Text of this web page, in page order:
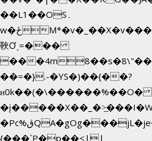
��L1��OS۔
w�ځM*�v�_��X�v����IGh�+$�G���]e�`�I�n��YzeU('Lr�2���l�Tnx��hm�B��,�,�E��_��ֲ
䩡Ơ˼=���
��
��=�}.-�YS�)��{��?
ʜ0k��(�\������%��O�
�Pc%ڨQA�gOg���jL�je�K˗��O��w��m��)��_��Rߊu>
{���`P�p��<||